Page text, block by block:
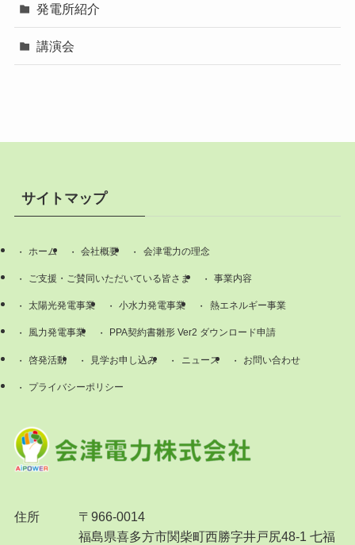
発電所紹介
講演会
住所
〒966-0014
福島県喜多方市関柴町西勝字井戸尻48-1 七福
サイトマップ
ホーム 会社概要 会津電力の理念
ご支援・ご賛同いただいている皆さま 事業内容
太陽光発電事業 小水力発電事業 熱エネルギー事業
風力発電事業 PPA契約書雛形 Ver2 ダウンロード申請
啓発活動 見学お申し込み ニュース お問い合わせ
プライバシーポリシー